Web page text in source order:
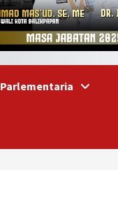
Parlementaria